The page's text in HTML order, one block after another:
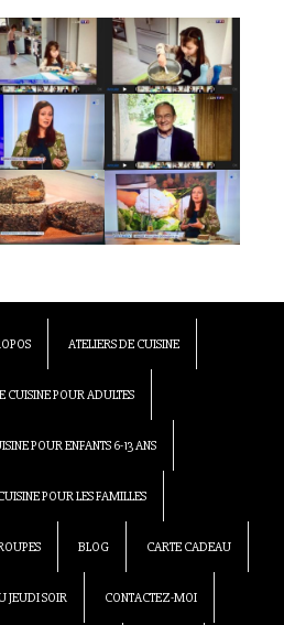
ATELIERS DE CUISINE
CUISINE POUR ADULTES
POUR ENFANTS 6-13 ANS
POUR LES FAMILLES
BLOG CARTE CADEAU
JEUDI SOIR CONTACTEZ-MOI